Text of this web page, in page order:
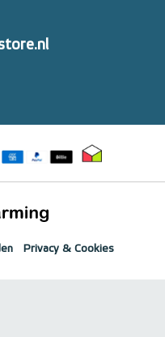
Privacy & Cookies